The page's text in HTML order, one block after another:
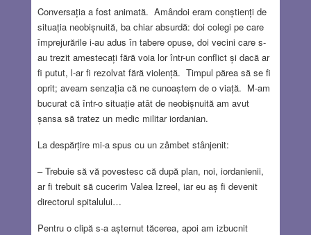
Conversația a fost animată. Amândoi eram conștienți de
situația neobișnuită, ba chiar absurdă: doi colegi pe care
împrejurările i-au adus în tabere opuse, doi vecini care s-
au trezit amestecați fără voia lor într-un conflict și dacă ar
fi putut, l-ar fi rezolvat fără violență. Timpul părea să se fi
oprit; aveam senzația că ne cunoaștem de o viață. M-am
bucurat că într-o situație atât de neobișnuită am avut
șansa să tratez un medic militar iordanian.
La despărțire mi-a spus cu un zâmbet stânjenit:
– Trebuie să vă povestesc că după plan, noi, iordanienii,
ar fi trebuit să cucerim Valea Izreel, iar eu aș fi devenit
directorul spitalului…
Pentru o clipă s-a așternut tăcerea, apoi am izbucnit